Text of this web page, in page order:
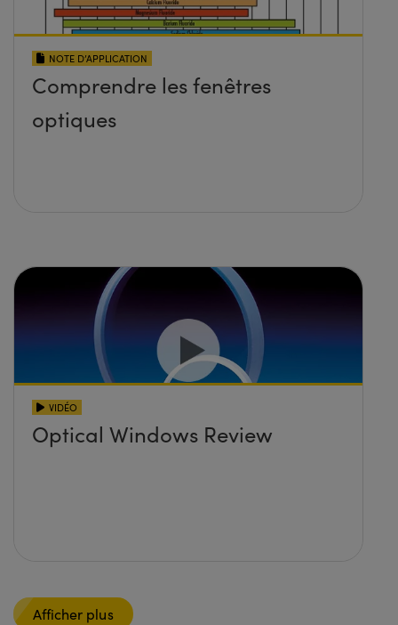
NOTE D’APPLICATION
Comprendre les fenêtres
optiques
VIDÉO
Optical Windows Review
Afficher plus